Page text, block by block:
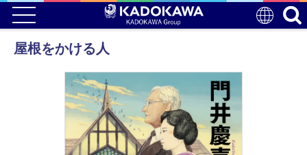
屋根をかける人